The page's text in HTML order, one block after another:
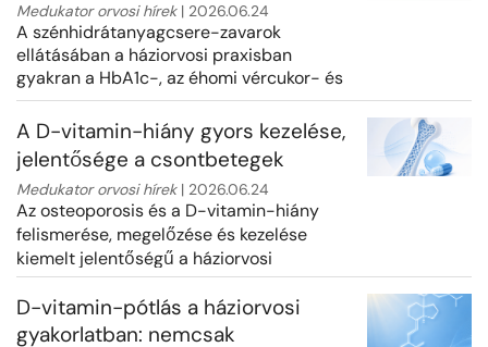
Medukator orvosi hírek| 2026.06.24
A szénhidrátanyagcsere-zavarok
ellátásában a háziorvosi praxisban
gyakran a HbA1c-, az éhomi vércukor- és
a posztprandiális vércukorértékek
kerülnek e...
A D-vitamin-hiány gyors kezelése,
jelentősége a csontbetegek
ellátásában
Medukator orvosi hírek| 2026.06.24
Az osteoporosis és a D-vitamin-hiány
felismerése, megelőzése és kezelése
kiemelt jelentőségű a háziorvosi
praxisban. A téma aktualitását az is
növeli,...
D-vitamin-pótlás a háziorvosi
gyakorlatban: nemcsak